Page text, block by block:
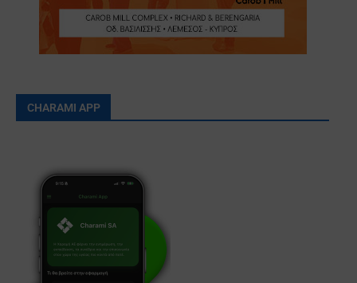
CHARAMI APP